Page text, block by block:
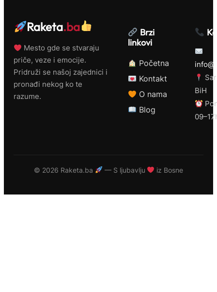
Raketa.ba
Mesto gde se stvaraju
priče, veze i emocije.
Pridruži se našoj zajednici i
pronađi nekog ko te
razume.
Brzi
linkovi
Početna
Kontakt
O nama
Blog
BiH
© 2026 Raketa.ba — S ljubavlju iz Bosne